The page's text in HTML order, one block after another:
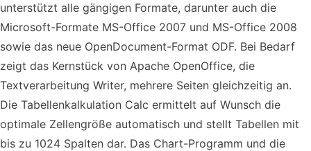
unterstützt alle gängigen Formate, darunter auch die
Microsoft-Formate MS-Office 2007 und MS-Office 2008
sowie das neue OpenDocument-Format ODF. Bei Bedarf
zeigt das Kernstück von Apache OpenOffice, die
Textverarbeitung Writer, mehrere Seiten gleichzeitig an.
Die Tabellenkalkulation Calc ermittelt auf Wunsch die
optimale Zellengröße automatisch und stellt Tabellen mit
bis zu 1024 Spalten dar. Das Chart-Programm und die